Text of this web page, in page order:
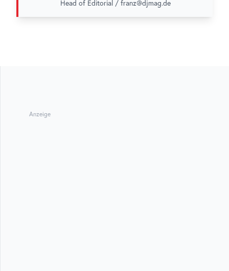
Head of Editorial / franz@djmag.de
Anzeige